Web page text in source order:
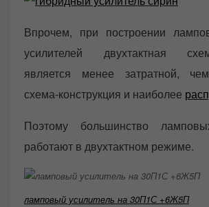
Впрочем, при построении
усилителей двухтактная
является менее затратной,
схема-конструкция и наиболее
Поэтому большинство
работают в двухтактном режиме.
ламповый усилитель на 30П1С +6Ж5П